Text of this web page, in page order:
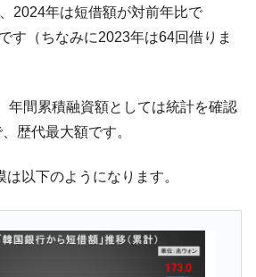
う」⇒ どんな雇用対策だソレ。
の外貨準備】2026年07月は4,279億ド
億ドル」
力したのは明白だ」
在明さっそく不動産対策で浅薄な発
「中国と同じく」投資に不適格な国
銀行』が「金の保有量を増やしま
ドル入手」手段ではないのか？
2024年は短借額が対前年比で
す（ちなみに2023年は64回借りま
年間累積融資額としては統計を確認
歴代最大額です。
以下のようになります。